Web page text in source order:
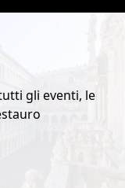
gli eventi, le